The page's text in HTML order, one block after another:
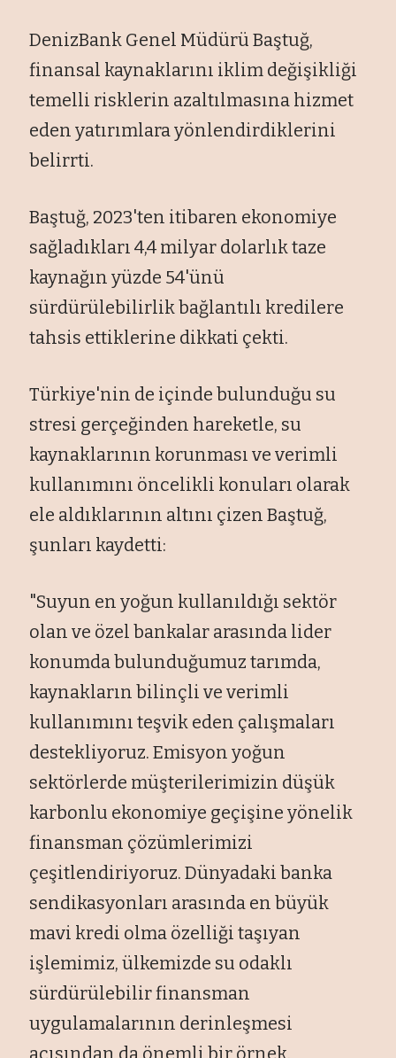
DenizBank Genel Müdürü Baştuğ,
finansal kaynaklarını iklim değişikliği
temelli risklerin azaltılmasına hizmet
eden yatırımlara yönlendirdiklerini
belirrti.
Baştuğ, 2023'ten itibaren ekonomiye
sağladıkları 4,4 milyar dolarlık taze
kaynağın yüzde 54'ünü
sürdürülebilirlik bağlantılı kredilere
tahsis ettiklerine dikkati çekti.
Türkiye'nin de içinde bulunduğu su
stresi gerçeğinden hareketle, su
kaynaklarının korunması ve verimli
kullanımını öncelikli konuları olarak
ele aldıklarının altını çizen Baştuğ,
şunları kaydetti:
"Suyun en yoğun kullanıldığı sektör
olan ve özel bankalar arasında lider
konumda bulunduğumuz tarımda,
kaynakların bilinçli ve verimli
kullanımını teşvik eden çalışmaları
destekliyoruz. Emisyon yoğun
sektörlerde müşterilerimizin düşük
karbonlu ekonomiye geçişine yönelik
finansman çözümlerimizi
çeşitlendiriyoruz. Dünyadaki banka
sendikasyonları arasında en büyük
mavi kredi olma özelliği taşıyan
işlemimiz, ülkemizde su odaklı
sürdürülebilir finansman
uygulamalarının derinleşmesi
açısından da önemli bir örnek.